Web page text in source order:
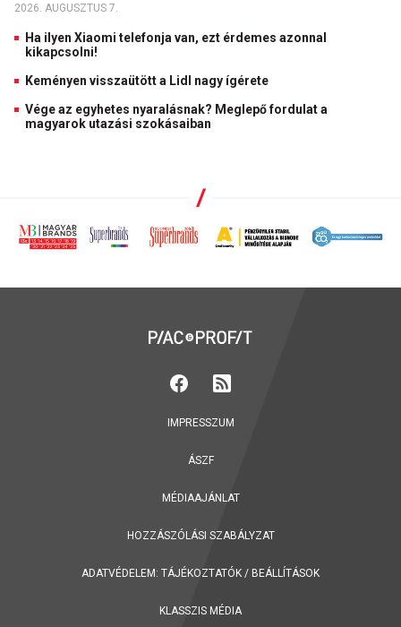
2026. AUGUSZTUS 7.
Ha ilyen Xiaomi telefonja van, ezt érdemes azonnal
kikapcsolni!
Keményen visszaütött a Lidl nagy ígérete
Vége az egyhetes nyaralásnak? Meglepő fordulat a
magyarok utazási szokásaiban
IMPRESSZUM
ÁSZF
MÉDIAAJÁNLAT
HOZZÁSZÓLÁSI SZABÁLYZAT
ADATVÉDELEM: TÁJÉKOZTATÓK / BEÁLLÍTÁSOK
KLASSZIS MÉDIA